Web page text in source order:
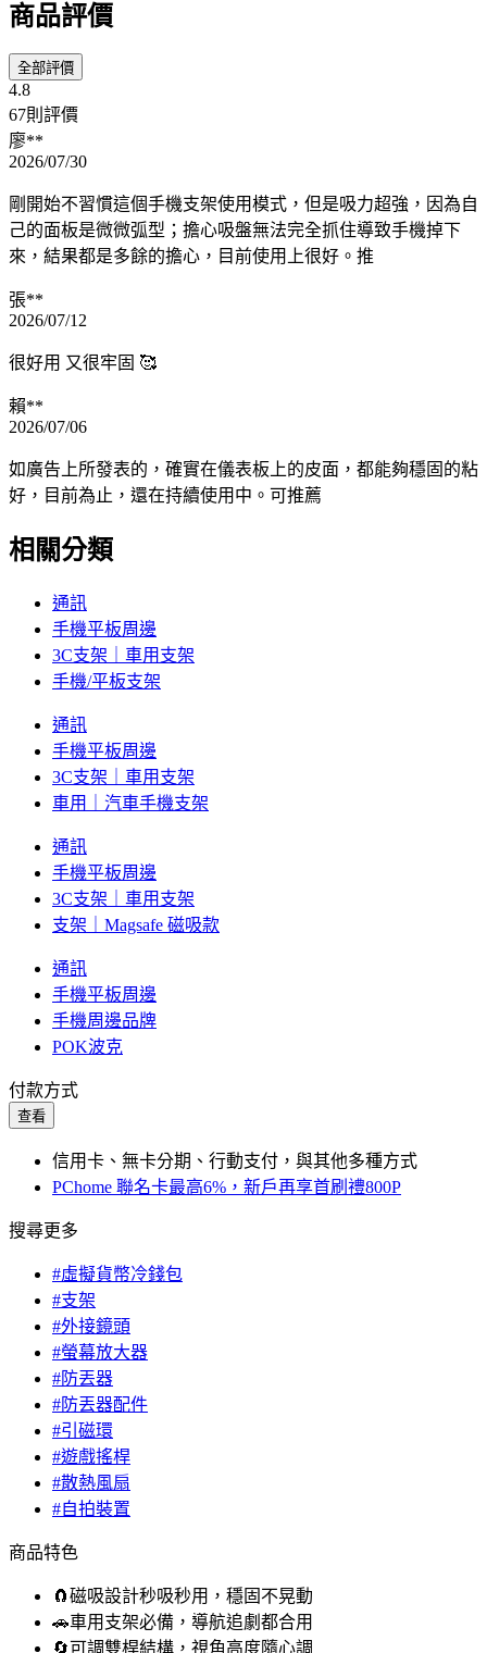
商品評價
全部評價
4.8
67則評價
廖**
2026/07/30
剛開始不習慣這個手機支架使用模式，但是吸力超強，因為自
己的面板是微微弧型；擔心吸盤無法完全抓住導致手機掉下
來，結果都是多餘的擔心，目前使用上很好。推
張**
2026/07/12
很好用 又很牢固 🥰
賴**
2026/07/06
如廣告上所發表的，確實在儀表板上的皮面，都能夠穩固的粘
好，目前為止，還在持續使用中。可推薦
相關分類
通訊
手機平板周邊
3C支架｜車用支架
手機/平板支架
通訊
手機平板周邊
3C支架｜車用支架
車用｜汽車手機支架
通訊
手機平板周邊
3C支架｜車用支架
支架｜Magsafe 磁吸款
通訊
手機平板周邊
手機周邊品牌
POK波克
付款方式
查看
信用卡、無卡分期、行動支付，與其他多種方式
PChome 聯名卡最高6%，新戶再享首刷禮800P
搜尋更多
#虛擬貨幣冷錢包
#支架
#外接鏡頭
#螢幕放大器
#防丟器
#防丟器配件
#引磁環
#遊戲搖桿
#散熱風扇
#自拍裝置
商品特色
🧲磁吸設計秒吸秒用，穩固不晃動
🚗車用支架必備，導航追劇都合用
🔄可調雙桿結構，視角高度隨心調